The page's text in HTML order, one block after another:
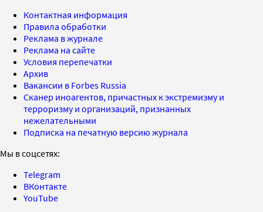
Контактная информация
Правила обработки
Реклама в журнале
Реклама на сайте
Условия перепечатки
Архив
Вакансии в Forbes Russia
Сканер иноагентов, причастных к экстремизму и
терроризму и организаций, признанных
нежелательными
Подписка на печатную версию журнала
Мы в соцсетях:
Telegram
ВКонтакте
YouTube